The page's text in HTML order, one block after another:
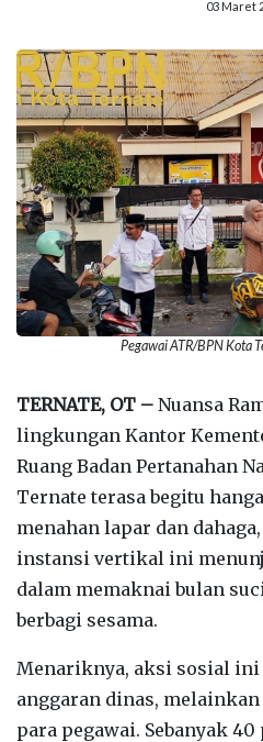
03 Maret
Pegawai ATR/BPN Kota
TERNATE, OT – Nuansa
lingkungan Kantor
Ruang Badan Pertanahan
Ternate terasa begitu
menahan lapar dan
instansi vertikal ini
dalam memaknai bulan
berbagi sesama.
Menariknya, aksi sosial ini
anggaran dinas,
para pegawai. Sebanyak